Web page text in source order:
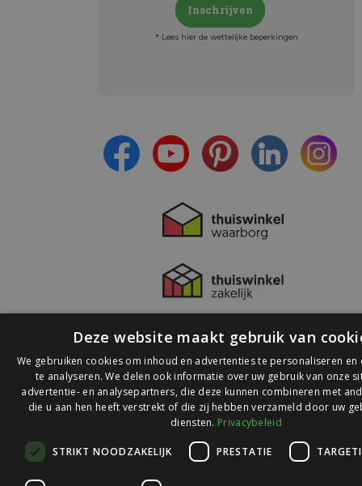
Inschrijven
* Lees hier de wettelijke beperkingen
© 2026 Ledlichtdiscounter.nl
op
Deze website maakt gebruik van
We gebruiken cookies om inhoud en advertenties te personaliseren en
te analyseren. We delen ook informatie over uw gebruik van onze
advertentie- en analysepartners, die deze kunnen combineren met
die u aan hen heeft verstrekt of die zij hebben verzameld door uw
diensten. Privacybeleid
STRIKT NOODZAKELIJK PRESTATIE